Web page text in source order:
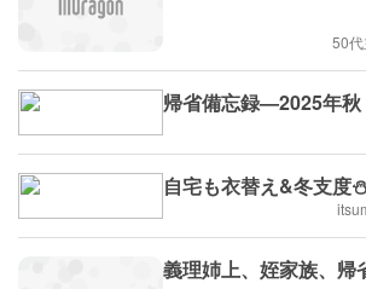
50
帰省備忘録—2025年秋
自宅も衣替え&冬支度
義理姉上、姪家族、帰